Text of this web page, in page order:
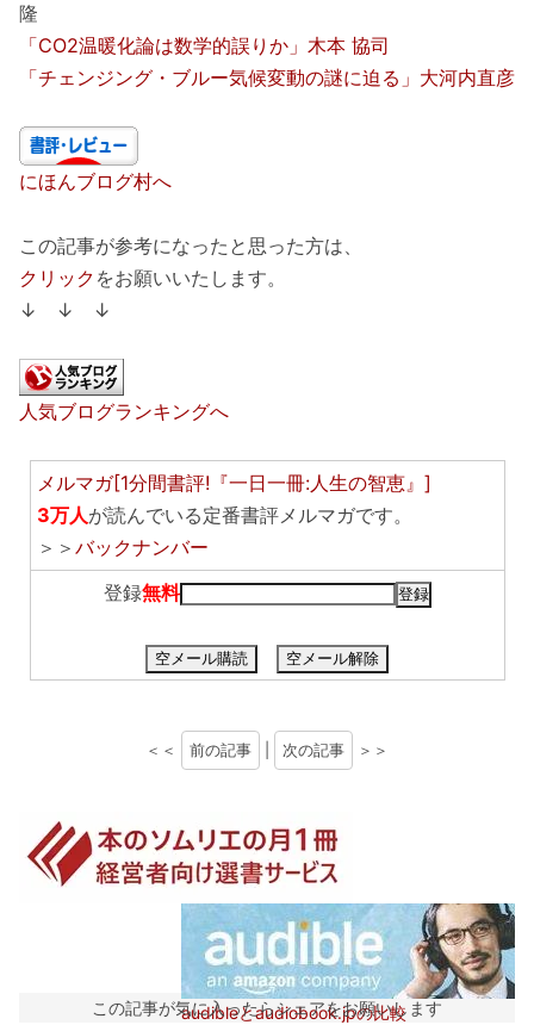
隆
「CO2温暖化論は数学的誤りか」木本 協司
「チェンジング・ブルー気候変動の謎に迫る」大河内直彦
にほんブログ村へ
この記事が参考になったと思った方は、
クリック をお願いいたします。
↓ ↓ ↓
人気ブログランキングへ
メルマガ[1分間書評!『一日一冊:人生の智恵』]
3万人が読んでいる定番書評メルマガです。
＞＞ バックナンバー
登録無料
空メール購読 空メール解除
＜＜ 前の記事 次の記事 ＞＞
audibleとaudiobook.jpの比較
この記事が気に入ったらシェアをお願いします